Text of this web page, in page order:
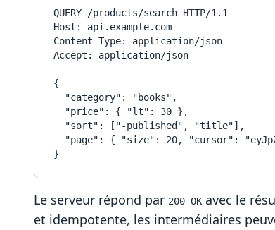
QUERY /products/search HTTP/1.1
Host: api.example.com
Content-Type: application/json
Accept: application/json
{
Le serveur répond par 200 OK avec le
et idempotente, les intermédiaires